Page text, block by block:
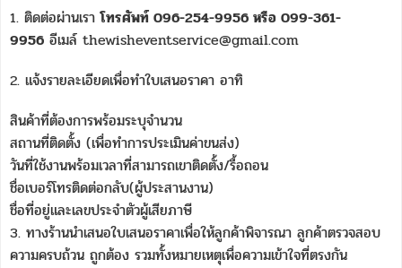
1. ติดต่อผ่านเราโทรศัพท์ 096-254-9956 หรือ 099-361-
9956 อีเมล์ thewisheventservice@gmail.com
2. แจ้งรายละเอียดเพื่อทำใบเสนอราคา อาทิ
สินค้าที่ต้องการพร้อมระบุจำนวน
สถานที่ติดตั้ง (เพื่อทำการประเมินค่าขนส่ง)
วันที่ใช้งานพร้อมเวลาที่สามารถเขาติดตั้ง/รื้อถอน
ชื่อเบอร์โทรติดต่อกลับ(ผู้ประสานงาน)
ชื่อที่อยู่และเลขประจำตัวผู้เสียภาษี
3. ทางร้านนำเสนอใบเสนอราคาเพื่อให้ลูกค้าพิจารณา ลูกค้าตรวจสอบ
ความครบถ้วน ถูกต้อง รวมทั้งหมายเหตุเพื่อความเข้าใจที่ตรงกัน